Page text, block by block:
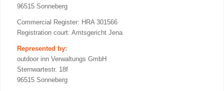
96515 Sonneberg
Commercial Register: HRA 301566
Registration court: Amtsgericht Jena
Represented by:
outdoor inn Verwaltungs GmbH
Sternwartestr. 18f
96515 Sonneberg